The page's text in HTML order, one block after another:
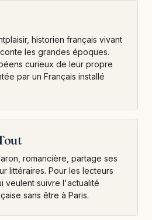
historien français vivant
les grandes époques.
curieux de leur propre
par un Français installé
romancière, partage ses
littéraires. Pour les lecteurs
veulent suivre l'actualité
sans être à Paris.